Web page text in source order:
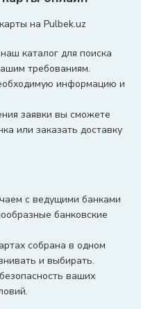
на Pulbek.uz
каталог для поиска
требованиям.
информацию и
заявки вы сможете
или заказать доставку
с ведущими банками
банковские
собрана в одном
и выбирать.
ваших